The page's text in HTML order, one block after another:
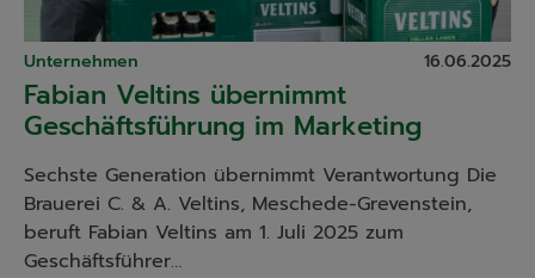
Unternehmen 16.06.2025
Fabian Veltins übernimmt
Geschäftsführung im Marketing
Sechste Generation übernimmt Verantwortung Die
Brauerei C. & A. Veltins, Meschede-Grevenstein,
beruft Fabian Veltins am 1. Juli 2025 zum
Geschäftsführer…